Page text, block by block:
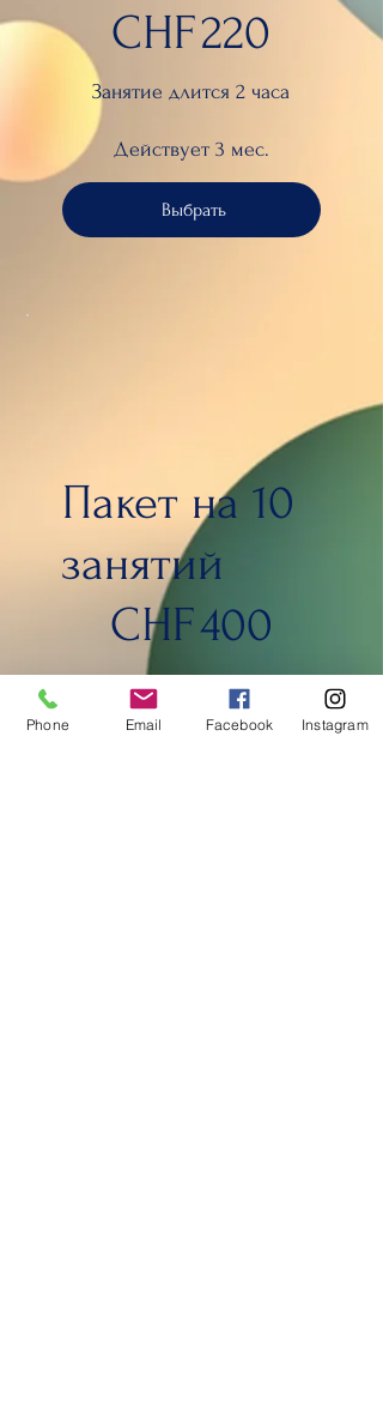
CHF220
Занятие длится 2 часа
Действует 3 мес.
Выбрать
Пакет на 10
занятий
CHF400
Занятие длится 2 часа
Phone Email Facebook Instagram